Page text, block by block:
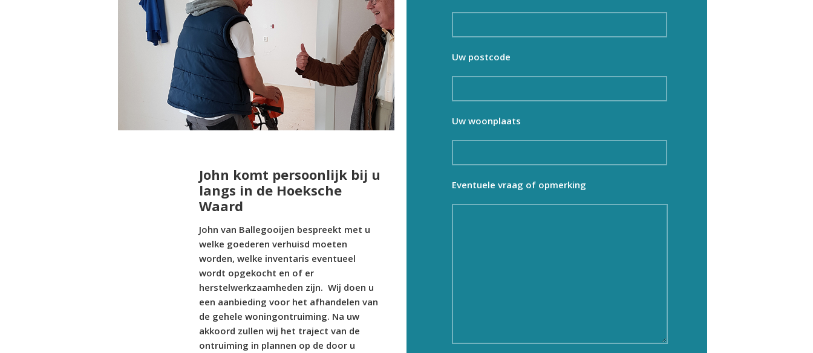
John komt persoonlijk bij u
langs in de Hoeksche
Waard
John van Ballegooijen bespreekt met u
welke goederen verhuisd moeten
worden, welke inventaris eventueel
wordt opgekocht en of er
herstelwerkzaamheden zijn. Wij doen u
een aanbieding voor het afhandelen van
de gehele woningontruiming. Na uw
akkoord zullen wij het traject van de
ontruiming in plannen op de door u
Uw postcode
Uw woonplaats
Eventuele vraag of opmerking